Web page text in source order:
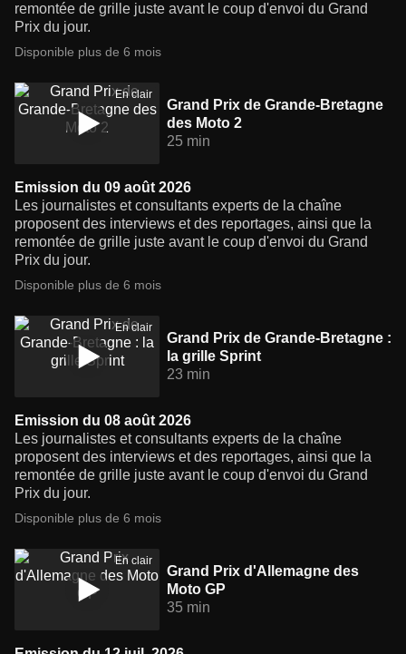
remontée de grille juste avant le coup d'envoi du Grand
Prix du jour.
Disponible plus de 6 mois
En clair
Grand Prix de Grande-Bretagne
des Moto 2
25 min
Emission du 09 août 2026
Les journalistes et consultants experts de la chaîne
proposent des interviews et des reportages, ainsi que la
remontée de grille juste avant le coup d'envoi du Grand
Prix du jour.
Disponible plus de 6 mois
En clair
Grand Prix de Grande-Bretagne :
la grille Sprint
23 min
Emission du 08 août 2026
Les journalistes et consultants experts de la chaîne
proposent des interviews et des reportages, ainsi que la
remontée de grille juste avant le coup d'envoi du Grand
Prix du jour.
Disponible plus de 6 mois
En clair
Grand Prix d'Allemagne des
Moto GP
35 min